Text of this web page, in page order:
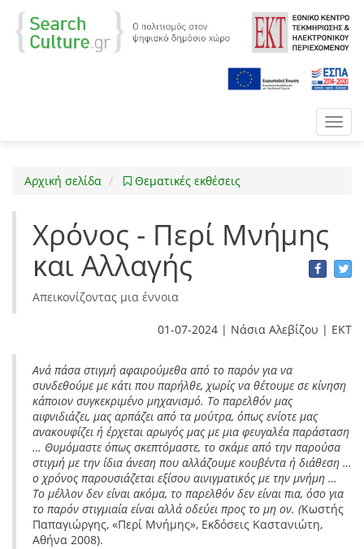
Αρχική σελίδα Θεματικές εκθέσεις
Χρόνος - Περί Μνήμης
και Αλλαγής
Απεικονίζοντας μια έννοια
01-07-2024 | Νάσια Αλεβίζου | ΕΚΤ
Ανά πάσα στιγμή αφαιρούμεθα από το παρόν για να
συνδεθούμε με κάτι που παρήλθε, χωρίς να θέτουμε σε κίνηση
κάποιον συγκεκριμένο μηχανισμό. Το παρελθόν μας
αιφνιδιάζει, μας αρπάζει από τα μούτρα, όπως ενίοτε μας
ανακουφίζει ή έρχεται αρωγός μας με μια φευγαλέα παράσταση
… Θυμόμαστε όπως σκεπτόμαστε, το σκάμε από την παρούσα
στιγμή με την ίδια άνεση που αλλάζουμε κουβέντα ή διάθεση …
ο χρόνος παρουσιάζεται εξίσου αινιγματικός με την μνήμη …
Το μέλλον δεν είναι ακόμα, το παρελθόν δεν είναι πια, όσο για
το παρόν στιγμιαία είναι αλλά οδεύει προς το μη ον. (Κωστής
Παπαγιώργης, «Περί Μνήμης», Εκδόσεις Καστανιώτη,
Αθήνα 2008).